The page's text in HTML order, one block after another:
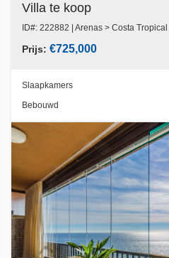
Villa te koop
ID#: 222882 | Arenas > Costa
Prijs: €725,000
Slaapkamers
Bebouwd